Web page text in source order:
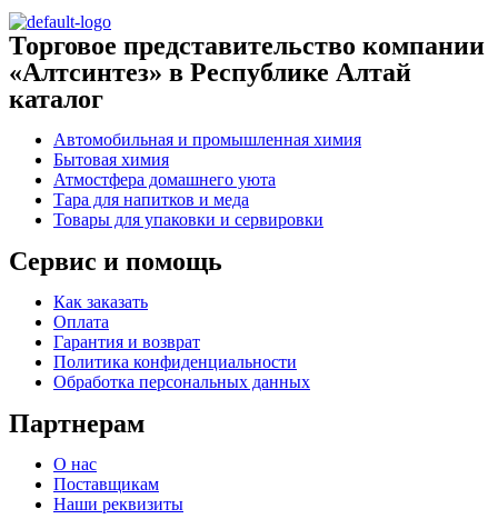
Торговое представительство компании
«Алтсинтез» в Республике Алтай
каталог
Автомобильная и промышленная химия
Бытовая химия
Атмостфера домашнего уюта
Тара для напитков и меда
Товары для упаковки и сервировки
Сервис и помощь
Как заказать
Оплата
Гарантия и возврат
Политика конфиденциальности
Обработка персональных данных
Партнерам
О нас
Поставщикам
Наши реквизиты